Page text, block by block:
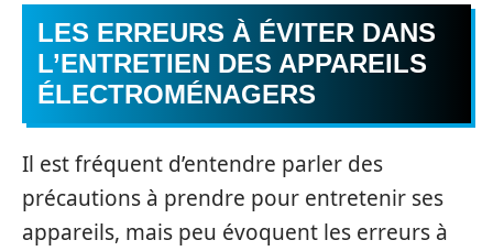
LES ERREURS À ÉVITER DANS
L’ENTRETIEN DES APPAREILS
ÉLECTROMÉNAGERS
Il est fréquent d’entendre parler des
précautions à prendre pour entretenir ses
appareils, mais peu évoquent les erreurs à